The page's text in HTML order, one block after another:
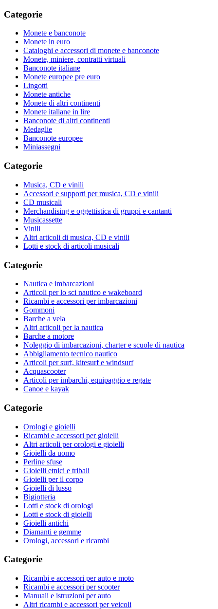
Categorie
Monete e banconote
Monete in euro
Cataloghi e accessori di monete e banconote
Monete, miniere, contratti virtuali
Banconote italiane
Monete europee pre euro
Lingotti
Monete antiche
Monete di altri continenti
Monete italiane in lire
Banconote di altri continenti
Medaglie
Banconote europee
Miniassegni
Categorie
Musica, CD e vinili
Accessori e supporti per musica, CD e vinili
CD musicali
Merchandising e oggettistica di gruppi e cantanti
Musicassette
Vinili
Altri articoli di musica, CD e vinili
Lotti e stock di articoli musicali
Categorie
Nautica e imbarcazioni
Articoli per lo sci nautico e wakeboard
Ricambi e accessori per imbarcazioni
Gommoni
Barche a vela
Altri articoli per la nautica
Barche a motore
Noleggio di imbarcazioni, charter e scuole di nautica
Abbigliamento tecnico nautico
Articoli per surf, kitesurf e windsurf
Acquascooter
Articoli per imbarchi, equipaggio e regate
Canoe e kayak
Categorie
Orologi e gioielli
Ricambi e accessori per gioielli
Altri articoli per orologi e gioielli
Gioielli da uomo
Perline sfuse
Gioielli etnici e tribali
Gioielli per il corpo
Gioielli di lusso
Bigiotteria
Lotti e stock di orologi
Lotti e stock di gioielli
Gioielli antichi
Diamanti e gemme
Orologi, accessori e ricambi
Categorie
Ricambi e accessori per auto e moto
Ricambi e accessori per scooter
Manuali e istruzioni per auto
Altri ricambi e accessori per veicoli